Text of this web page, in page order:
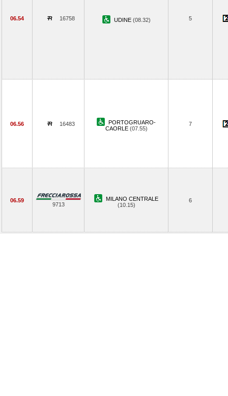
06.54 16758 UDINE (08.32) 5
06.56 16483
PORTOGRUARO-
CAORLE (07.55)
7
06.59
9713
MILANO CENTRALE
(10.15)
6